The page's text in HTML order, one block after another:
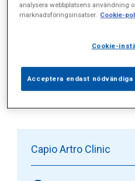
Alla (8) Vårdgivare
Healthcare
Capio Artro Clinic
analysera webbplatsens användning
marknadsföringsinsatser. Cookie-
Cookie-
Acceptera endast nödvändiga